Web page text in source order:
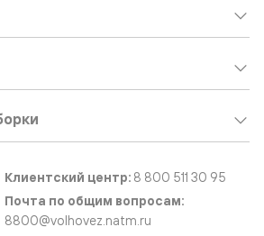
Клиентский центр: 8 800 511 30 95
Почта по общим вопросам:
8800@volhovez.natm.ru